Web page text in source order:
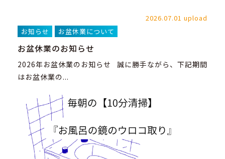
2026.07.01 upload
お知らせ
お盆休業について
お盆休業のお知らせ
2026年お盆休業のお知らせ 誠に勝手ながら、下記期間
はお盆休業の...